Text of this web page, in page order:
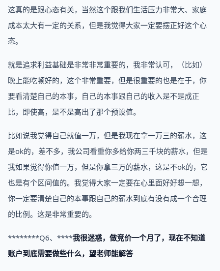
这真的是跟心态有关，当然这个跟我们生活压力非常大、家庭
成本太大有一定的关系，但是我觉得大家一定要摆正好这个心
态。
就是追求利益基础是非常非常重要的，我非常认可，（比如）
晚上能吃顿好的，这个非常重要，但是很重要的也是在于，你
要看清楚自己的本事，自己的本事跟自己的收入是不是成正
比，即使高，是不是高出了那个预设值。
比如说我觉得自己就值一万，但是我现在拿一万三的薪水，这
是ok的，差不多，我公司看重你多给你两三千块的薪水，但是
我如果觉得你值一万，但是你拿三万的薪水，这是不ok的，它
也是有个区间值的。我觉得大家一定要在心里面好好想一想，
你一定要清楚自己的本事跟自己的薪水到底有没有成一个合理
的比例。这是非常重要的。
********Q6、****我很迷惑，做竞价一个月了，现在不知道
账户到底需要做些什么，望老师能解答